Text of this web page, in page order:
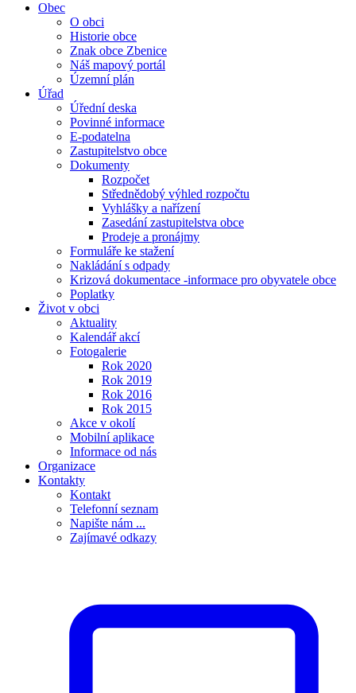
Obec
O obci
Historie obce
Znak obce Zbenice
Náš mapový portál
Územní plán
Úřad
Úřední deska
Povinné informace
E-podatelna
Zastupitelstvo obce
Dokumenty
Rozpočet
Střednědobý výhled rozpočtu
Vyhlášky a nařízení
Zasedání zastupitelstva obce
Prodeje a pronájmy
Formuláře ke stažení
Nakládání s odpady
Krizová dokumentace -informace pro obyvatele obce
Poplatky
Život v obci
Aktuality
Kalendář akcí
Fotogalerie
Rok 2020
Rok 2019
Rok 2016
Rok 2015
Akce v okolí
Mobilní aplikace
Informace od nás
Organizace
Kontakty
Kontakt
Telefonní seznam
Napište nám ...
Zajímavé odkazy